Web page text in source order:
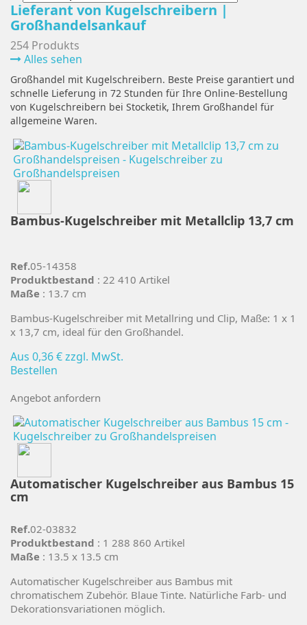
Lieferant von Kugelschreibern |
Großhandelsankauf
254 Produkts
Alles sehen
Großhandel mit Kugelschreibern. Beste Preise garantiert und
schnelle Lieferung in 72 Stunden für Ihre Online-Bestellung
von Kugelschreibern bei Stocketik, Ihrem Großhandel für
allgemeine Waren.
Bambus-Kugelschreiber mit Metallclip 13,7 cm
Ref.05-14358
Produktbestand : 22 410 Artikel
Maße : 13.7 cm
Bambus-Kugelschreiber mit Metallring und Clip, Maße: 1 x 1
x 13,7 cm, ideal für den Großhandel.
Aus 0,36 €zzgl. MwSt.
Bestellen
Angebot anfordern
Automatischer Kugelschreiber aus Bambus 15
cm
Ref.02-03832
Produktbestand : 1 288 860 Artikel
Maße : 13.5 x 13.5 cm
Automatischer Kugelschreiber aus Bambus mit
chromatischem Zubehör. Blaue Tinte. Natürliche Farb- und
Dekorationsvariationen möglich.